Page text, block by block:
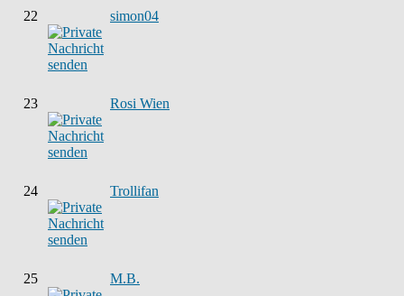
22 simon04
23 Rosi Wien
24 Trollifan
25 M.B.